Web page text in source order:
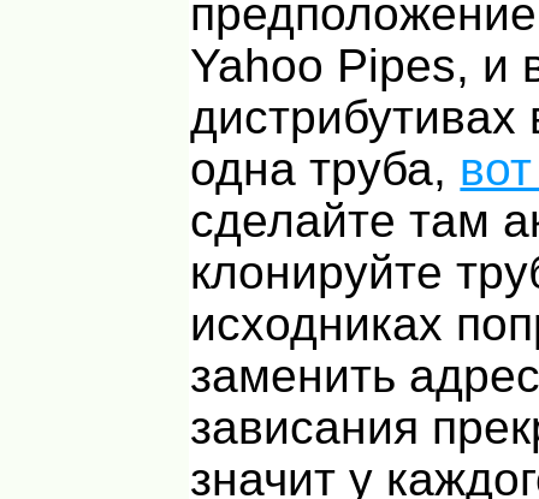
Yahoo Pipes, и
одна труба,
сделайте там
клонируйте
исходниках
заменить
зависания
значит у